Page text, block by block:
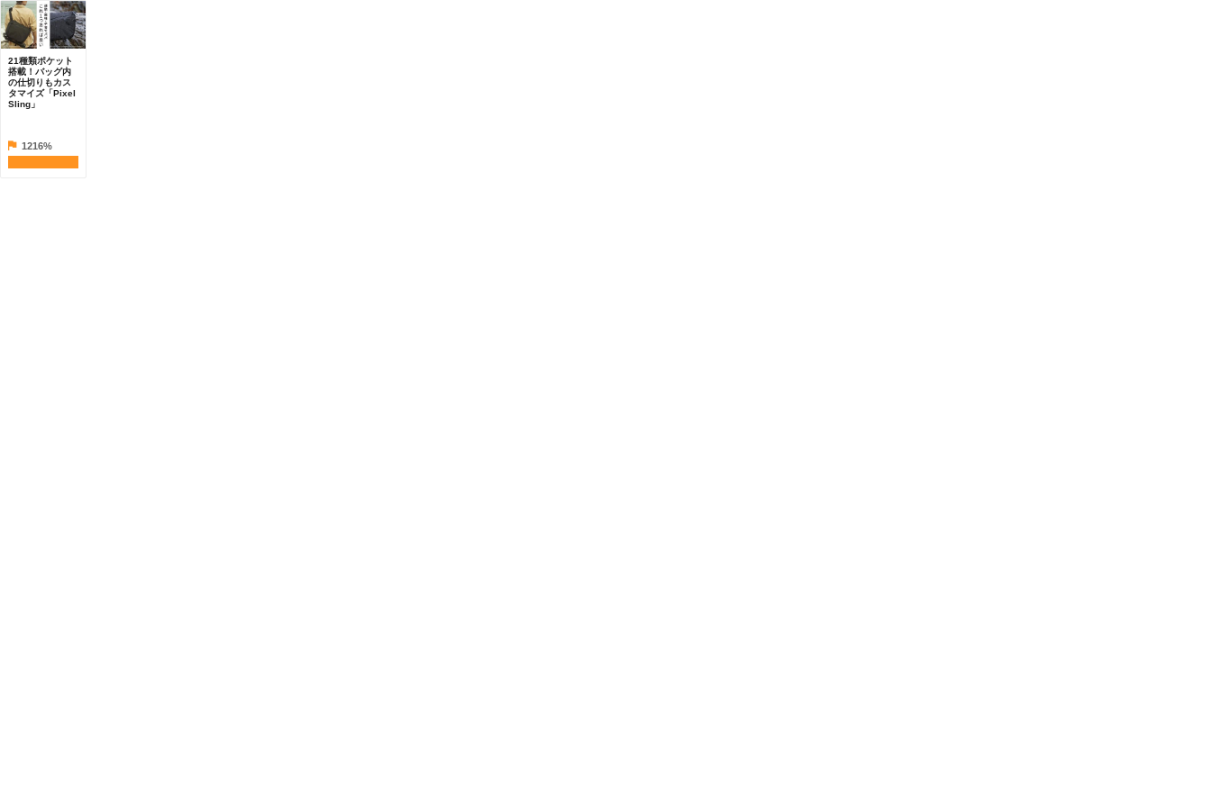
21種類ポケット
搭載！バッグ内
の仕切りもカス
タマイズ「Pixel
Sling」
1216%